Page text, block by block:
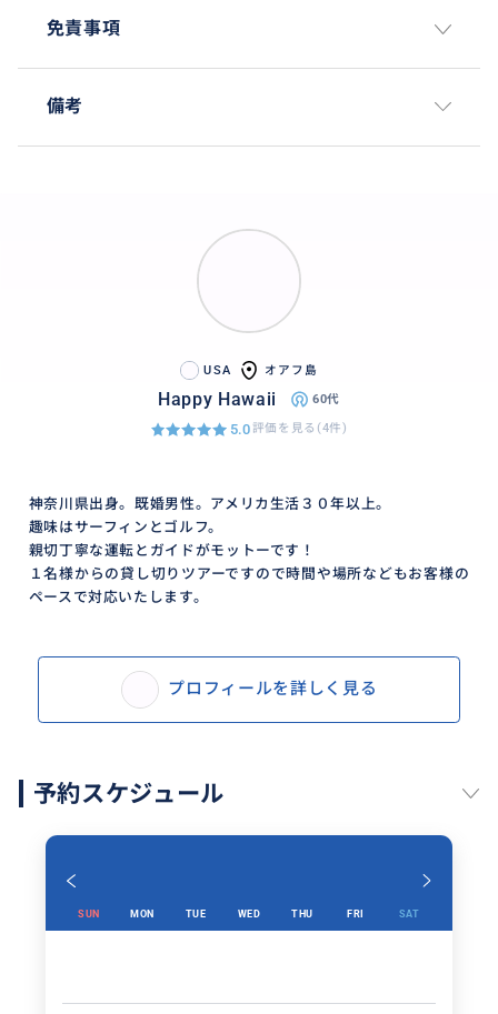
免責事項
備考
USA オアフ島
Happy Hawaii 60代
5.0評価を見る(4件)
神奈川県出身。既婚男性。アメリカ生活３０年以上。
趣味はサーフィンとゴルフ。
親切丁寧な運転とガイドがモットーです！
１名様からの貸し切りツアーですので時間や場所などもお客様の
ペースで対応いたします。
プロフィールを詳しく見る
予約スケジュール
SUN MON TUE WED THU FRI SAT